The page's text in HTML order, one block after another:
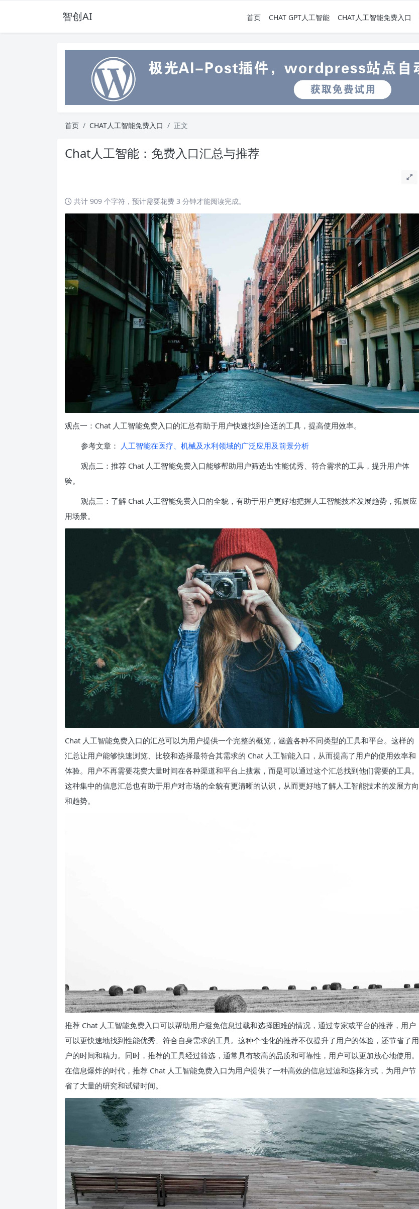
智创AI 首页 CHAT GPT人工智能 CHAT人工智能免费入口
首页 CHAT人工智能免费入口 正文
Chat人工智能：免费入口汇总与推荐
共计 909 个字符，预计需要花费 3 分钟才能阅读完成。
观点一：Chat 人工智能免费入口的汇总有助于用户快速找到合适的工具，提高使用效率。
参考文章： 人工智能在医疗、机械及水利领域的广泛应用及前景分析
观点二：推荐 Chat 人工智能免费入口能够帮助用户筛选出性能优秀、符合需求的工具，提升用户体
验。
观点三：了解 Chat 人工智能免费入口的全貌，有助于用户更好地把握人工智能技术发展趋势，拓展应
用场景。
Chat 人工智能免费入口的汇总可以为用户提供一个完整的概览，涵盖各种不同类型的工具和平台。这样的
汇总让用户能够快速浏览、比较和选择最符合其需求的 Chat 人工智能入口，从而提高了用户的使用效率和
体验。用户不再需要花费大量时间在各种渠道和平台上搜索，而是可以通过这个汇总找到他们需要的工具。
这种集中的信息汇总也有助于用户对市场的全貌有更清晰的认识，从而更好地了解人工智能技术的发展方向
和趋势。
推荐 Chat 人工智能免费入口可以帮助用户避免信息过载和选择困难的情况，通过专家或平台的推荐，用户
可以更快速地找到性能优秀、符合自身需求的工具。这种个性化的推荐不仅提升了用户的体验，还节省了用
户的时间和精力。同时，推荐的工具经过筛选，通常具有较高的品质和可靠性，用户可以更加放心地使用。
在信息爆炸的时代，推荐 Chat 人工智能免费入口为用户提供了一种高效的信息过滤和选择方式，为用户节
省了大量的研究和试错时间。